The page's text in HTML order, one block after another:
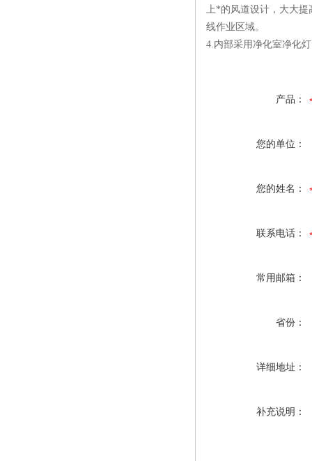
上*的风道设计，大大提
线作业区域。
4.内部采用净化室净化
产品：
您的单位：
您的姓名：
联系电话：
常用邮箱：
省份：
详细地址：
补充说明：